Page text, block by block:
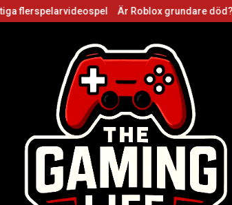
Är Roblox grundare död? Fakta från